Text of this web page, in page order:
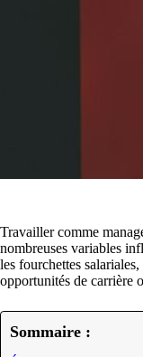
Travailler comme
nombreuses variables
les fourchettes
opportunités de carrière
Sommaire :